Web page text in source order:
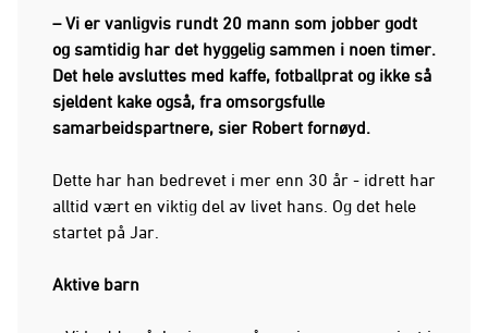
– Vi er vanligvis rundt 20 mann som jobber godt
og samtidig har det hyggelig sammen i noen timer.
Det hele avsluttes med kaffe, fotballprat og ikke så
sjeldent kake også, fra omsorgsfulle
samarbeidspartnere, sier Robert fornøyd.
Dette har han bedrevet i mer enn 30 år - idrett har
alltid vært en viktig del av livet hans. Og det hele
startet på Jar.
Aktive barn